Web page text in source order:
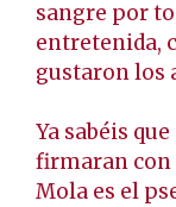
sangre por
entretenida,
gustaron los
Ya sabéis
firmaran con
Mola es el